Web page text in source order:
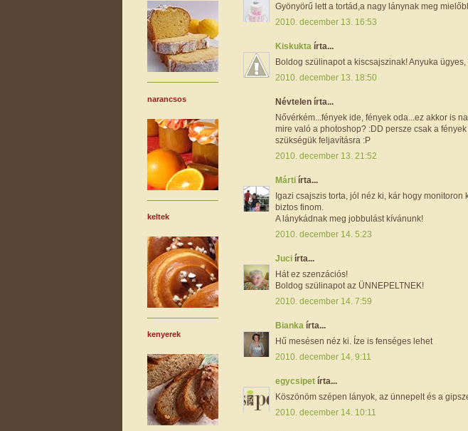
Gyönyörű lett a tortád,a nagy lánynak meg
2010. december 13. 16:53
Kiskukta írta...
Boldog szülinapot a kiscsajszinak! Anyuka
2010. december 13. 18:50
Névtelen írta...
Nővérkém...fények ide, fények oda...ez akkor is
mire való a photoshop? :DD persze csak a
szükségük feljavításra :P
2010. december 13. 21:52
Márti írta...
Igazi csajszis torta, jól néz ki, kár hogy monitoron
biztos finom.
A lánykádnak meg jobbulást kívánunk!
2010. december 14. 5:23
Juci írta...
Hát ez szenzációs!
Boldog szülinapot az ÜNNEPELTNEK!
2010. december 14. 7:59
Bianka írta...
Hű mesésen néz ki. Íze is fenséges lehet
2010. december 14. 9:11
egycsipet írta...
Köszönöm szépen lányok, az ünnepelt és a
2010. december 14. 10:11
narancsos
keltek
kenyerek